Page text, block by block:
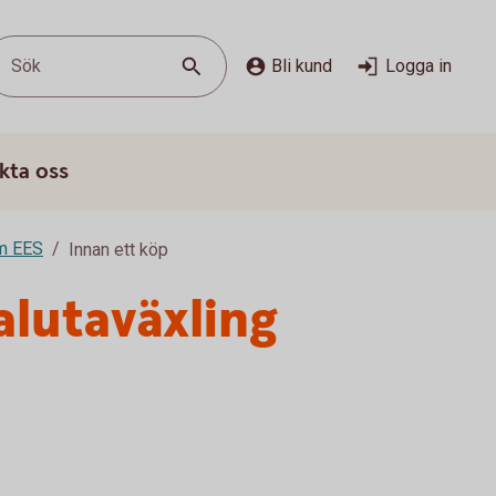
Sök Bli kund Logga in
oss
EES Innan ett köp